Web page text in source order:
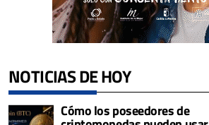
NOTICIAS DE HOY
Cómo los poseedores de